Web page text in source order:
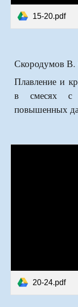
15-20.pdf
Скородумов
Плавление и
в смесях с
повышенных
20-24.pdf